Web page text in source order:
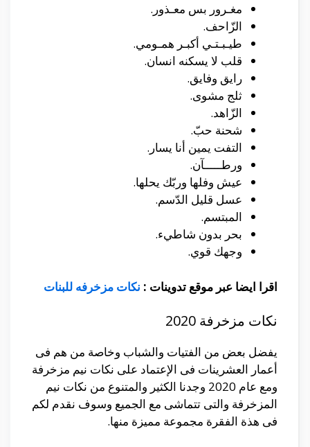
مغـرور بس معـذور.
الزّاحف.
طيـبـتـي أكبـر همـومي.
قلب لا يسكنه انسان.
رايق وفايق.
ثلج مشوى.
الزّاهد.
شحنة حبّ.
التفت يمين أنا يسار.
ورطـــــآن.
عيش وفلها وربّك يحلها.
عسل قليل الدّسم.
المبتسم.
بحر بدون شاطيء.
وجهك قوي.
اقرا ايضا عبر موقع تدوينات : نكات مزخرفه للبنات
نكات مزخرفة 2020
يفضل بعض من الفتيات والشباب وخاصة من هم فى
أعمار العشرينات فى الإعتماد على نكات نيم مزخرفة
ومع عام 2020 وجدنا الكثير والمتنوع من نكات نيم
المزخرفة والتى تتماشى مع الجميع وسوف نقدم لكم
فى هذة الفقرة مجموعة مميزة منها.